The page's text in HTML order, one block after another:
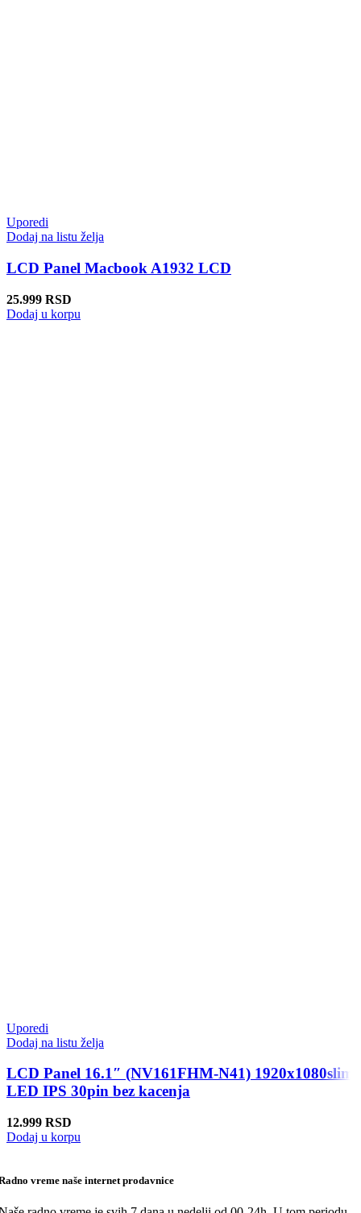
Uporedi
Dodaj na listu želja
LCD Panel Macbook A1932 LCD
25.999 RSD
Dodaj u korpu
Uporedi
Dodaj na listu želja
LCD Panel 16.1″ (NV161FHM-N41) 1920x1080slim
LED IPS 30pin bez kacenja
12.999 RSD
Dodaj u korpu
vreme naše internet prodavnice